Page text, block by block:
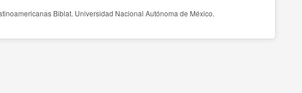
Biblat. Universidad Nacional Autónoma de México.